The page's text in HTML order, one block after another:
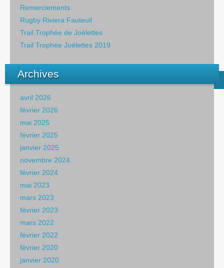
Remerciements
Rugby Riviera Fauteuil
Trail Trophée de Joëlettes
Trail Trophée Joëlettes 2019
Archives
avril 2026
février 2026
mai 2025
février 2025
janvier 2025
novembre 2024
février 2024
mai 2023
mars 2023
février 2023
mars 2022
février 2022
février 2020
janvier 2020